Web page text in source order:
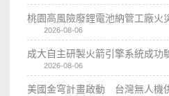
桃園高風險廢鋰電池納管工廠火
2026-08-06
成大自主研製火箭引擎系統成功
2026-08-06
美國金穹計畫啟動 台灣無人機